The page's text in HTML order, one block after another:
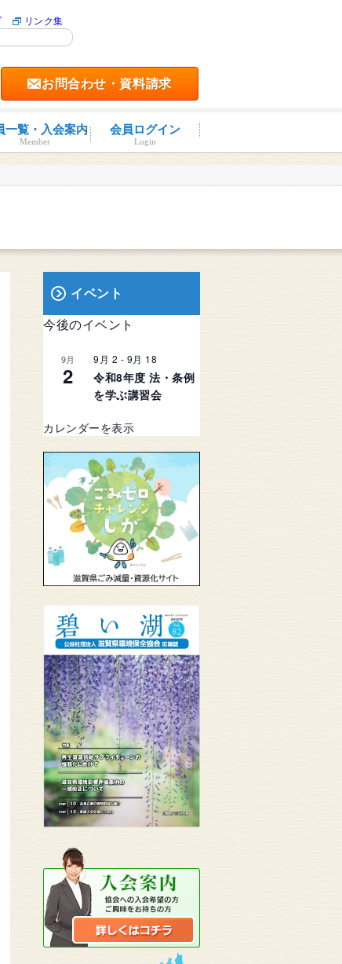
リンク集
お問合わせ・資料請求
一覧・入会案内
Member
会員ログイン
Login
イベント
今後のイベント
9月
2
9月 2 - 9月 18
令和8年度 法・条例
を学ぶ講習会
カレンダーを表示